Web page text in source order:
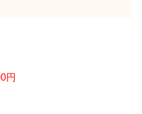
円